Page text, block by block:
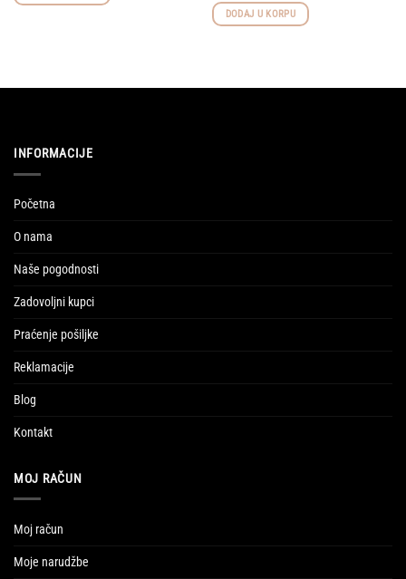
DODAJ U KORPU
INFORMACIJE
Početna
O nama
Naše pogodnosti
Zadovoljni kupci
Praćenje pošiljke
Reklamacije
Blog
Kontakt
MOJ RAČUN
Moj račun
Moje narudžbe